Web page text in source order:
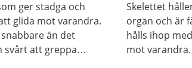
ger stadga och
glida mot varandra.
än det
svårt att greppa
Skelettet
organ och är
hålls ihop
mot